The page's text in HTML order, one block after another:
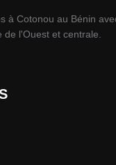
à Cotonou au Bénin
de l'Ouest et centrale.